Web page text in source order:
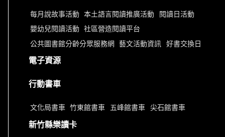
每月說故事活動 本土語言閱讀推廣活動 閱讀日活動
嬰幼兒閱讀活動 社區營造閱讀平台
公共圖書館分齡分眾服務網 藝文活動資訊 好書交換日
電子資源
行動書車
文化局書車 竹東館書車 五峰館書車 尖石館書車
新竹縣樂讀卡